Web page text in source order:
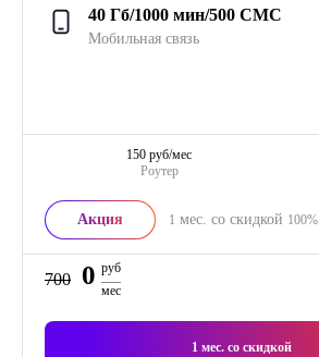
40 Гб/1000 мин/500 СМС
Мобильная связь
Роутер
150 руб/мес
Акция 1 мес. со скидкой 100%
700 0 руб
мес
1мес. со скидкой